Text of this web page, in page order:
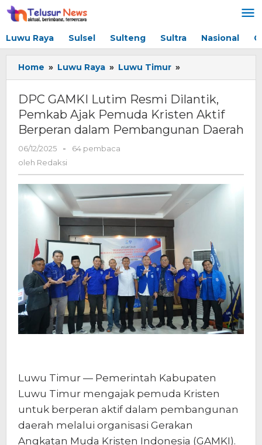
Lewati
ke
Luwu Raya Sulsel Sulteng Sultra Nasional
Home » Luwu Raya » Luwu Timur »
GAMKI
Resmi
Dilantik,
Pemkab
Aktif
Berperan
dalam
Pembangunan
DPC GAMKI Lutim Resmi Dilantik,
Pemkab Ajak Pemuda Kristen Aktif
Berperan dalam Pembangunan Daerah
06/12/2025
oleh
Redaksi
-
64 pembaca
oleh Redaksi
Luwu Timur — Pemerintah Kabupaten
Luwu Timur mengajak pemuda Kristen
untuk berperan aktif dalam pembangunan
daerah melalui organisasi Gerakan
Angkatan Muda Kristen Indonesia (GAMKI).